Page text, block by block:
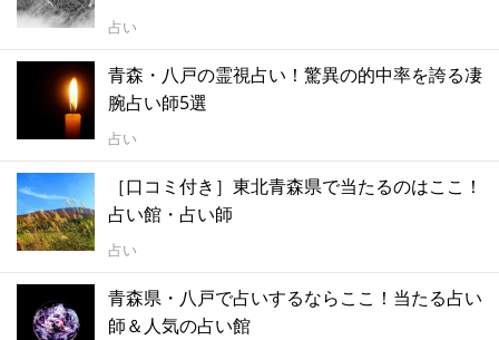
占い
青森・八戸の霊視占い！驚異の的中率を誇る凄
腕占い師5選
占い
［口コミ付き］東北青森県で当たるのはここ！
占い館・占い師
占い
青森県・八戸で占いするならここ！当たる占い
師＆人気の占い館